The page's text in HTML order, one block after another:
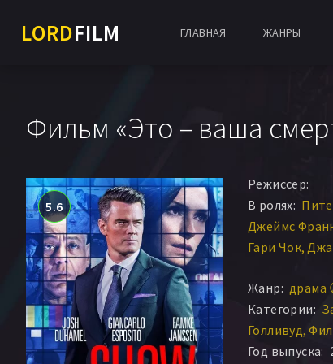
LORDFILM ГЛАВНАЯ ЖАНРЫ
Фильм «Это – ваша
5.6
Режиссер:
В ролях:
Джеймс
Гари Чок
Кори
Марк
Сара Уэйн
Мэтт
Жанр: драма
Категории:
Голливуд
Год выпуска: